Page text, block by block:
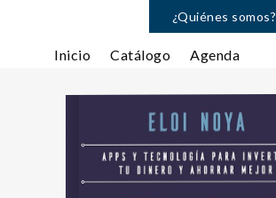
¿Quiénes somos?
Inicio Catálogo Agenda